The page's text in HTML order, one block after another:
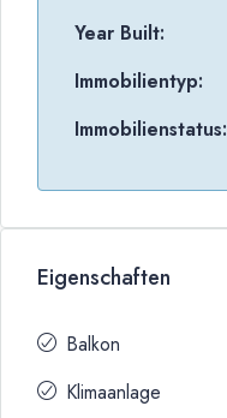
Year Built:
Immobilientyp:
Immobilienstatus:
Eigenschaften
Balkon
Klimaanlage